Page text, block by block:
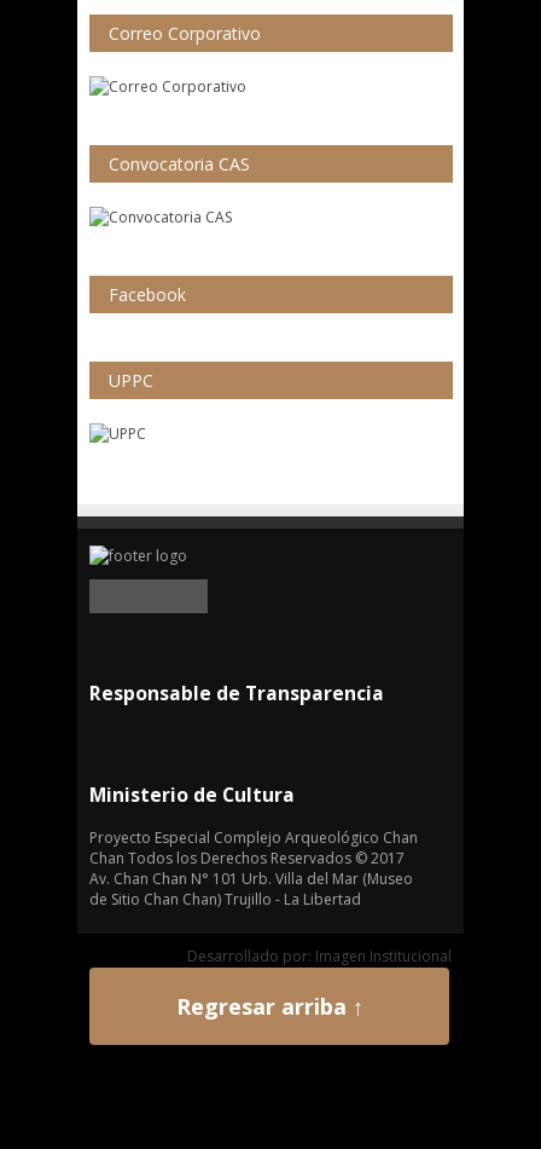
Correo Corporativo
Convocatoria CAS
Facebook
UPPC
Responsable de Transparencia
Ministerio de Cultura
Proyecto Especial Complejo Arqueológico Chan
Chan Todos los Derechos Reservados © 2017
Av. Chan Chan N° 101 Urb. Villa del Mar (Museo
de Sitio Chan Chan) Trujillo - La Libertad
Desarrollado por: Imagen Institucional
Regresar arriba ↑